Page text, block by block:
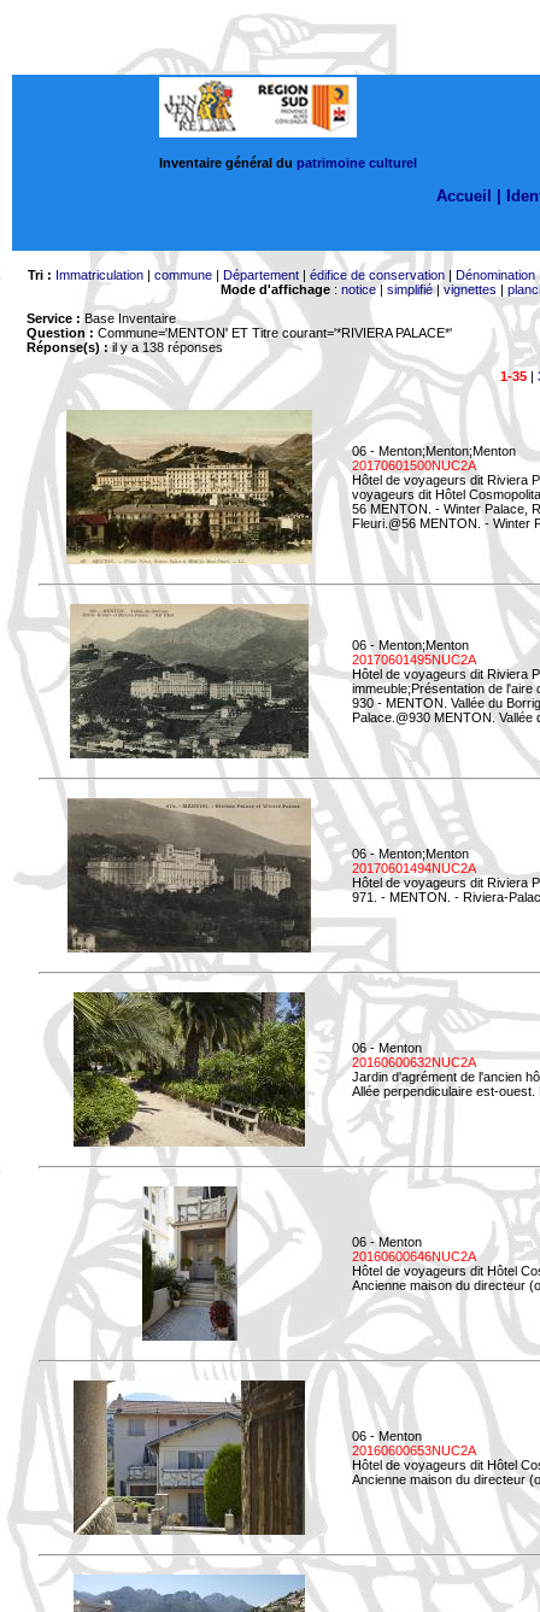
Inventaire général du patrimoine culturel
Accueil |
Tri : Immatriculation| commune| Département| édifice de conservation| Dénomination
Mode d'affichage: notice| simplifié|vignettes |
Service : Base Inventaire
Question : Commune='MENTON' ET Titre courant='*RIVIERA PALACE*'
Réponse(s) :il y a 138 réponses
1-35|
06 - Menton;Menton;Menton
20170601500NUC2A
Hôtel de voyageurs dit Riviera
voyageurs dit Hôtel
56 MENTON. - Winter Palace,
Fleuri.@56 MENTON. - Winter
06 - Menton;Menton
20170601495NUC2A
Hôtel de voyageurs dit Riviera
immeuble;Présentation de l'aire
930 - MENTON. Vallée du
Palace.@930 MENTON.
06 - Menton;Menton
20170601494NUC2A
Hôtel de voyageurs dit Riviera
971. - MENTON. - Riviera-
06 - Menton
20160600632NUC2A
Jardin d'agrément de l'ancien
Allée perpendiculaire est-ouest.
06 - Menton
20160600646NUC2A
Hôtel de voyageurs dit Hôtel
Ancienne maison du directeur
06 - Menton
20160600653NUC2A
Hôtel de voyageurs dit Hôtel
Ancienne maison du directeur